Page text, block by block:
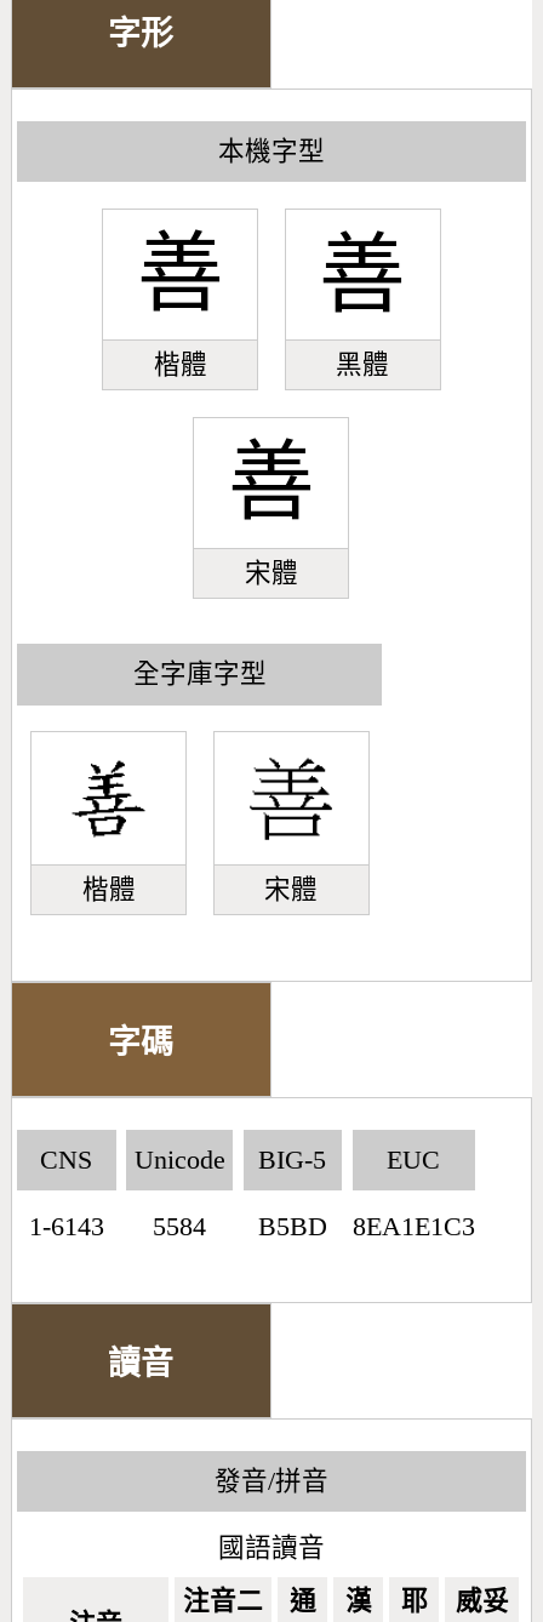
字形
本機字型
善
楷體
善
黑體
善
宋體
全字庫字型
楷體 宋體
字碼
CNS
1-6143
Unicode
5584
BIG-5
B5BD
EUC
8EA1E1C3
讀音
發音/拼音
國語讀音
注音二 通 漢 耶 威妥